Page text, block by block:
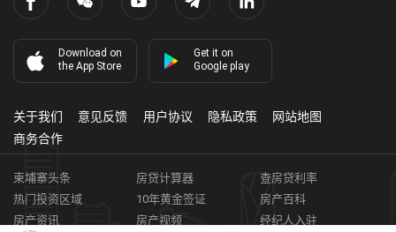
Download on
the App Store
Get it on
Google play
关于我们 意见反馈 用户协议 隐私政策
网站地图
商务合作
柬埔寨头条 房贷计算器
查房贷利率
热门投资区域
10年黄金签证
房产百科
房产资讯
房产视频 经纪人入驻